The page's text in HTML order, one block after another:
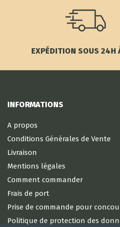
EXPÉDITION SOUS 24H
INFORMATIONS
A propos
Conditions Générales de Vente
Livraison
Mentions légales
Comment commander
Frais de port
Prise de commande pour
Politique de protection des